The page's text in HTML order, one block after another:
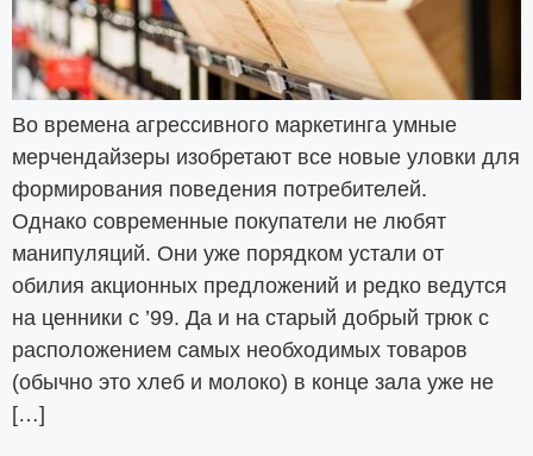
Во времена агрессивного маркетинга умные
мерчендайзеры изобретают все новые уловки для
формирования поведения потребителей.
Однако современные покупатели не любят
манипуляций. Они уже порядком устали от
обилия акционных предложений и редко ведутся
на ценники с ’99. Да и на старый добрый трюк с
расположением самых необходимых товаров
(обычно это хлеб и молоко) в конце зала уже не
[…]